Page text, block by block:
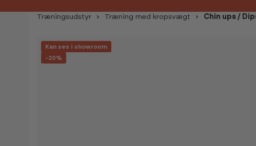
Træningsudstyr Træning med kropsvægt Chin ups /
Skip image gallery
Kan ses i showroom
-20%